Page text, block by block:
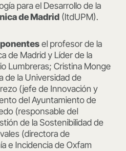
para el Desarrollo de la
de Madrid (ItdUPM).
ponentesel profesor de la
de Madrid y Líder de la
Lumbreras; Cristina Monge
de la Universidad de
(jefe de Innovación y
del Ayuntamiento de
(responsable del
de la Sostenibilidad de
(directora de
e Incidencia de Oxfam